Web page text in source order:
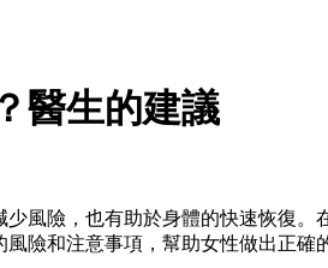
醫生的建議
風險，也有助於身體的快速恢復
險和注意事項，幫助女性做出正確